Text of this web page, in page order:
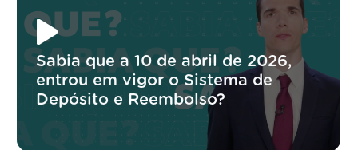
Sabia que a 10 de abril de 2026,
entrou em vigor o Sistema de
Depósito e Reembolso?